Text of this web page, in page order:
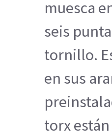
muesca
seis
tornillo.
en sus
torx